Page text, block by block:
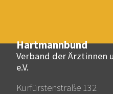
Hartmannbund
Verband der Ärztinnen
e.V.
Kurfürstenstraße 132